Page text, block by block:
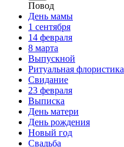
Повод
День мамы
1 сентября
14 февраля
8 марта
Выпускной
Ритуальная флористика
Свидание
23 февраля
Выписка
День матери
День рождения
Новый год
Свадьба